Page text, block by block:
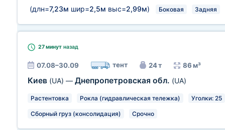
(длн=7,23м шир=2,5м выс=2,99м) Боковая Задняя
27 минут назад
07.08–30.09 тент 24 т 86 м³
Киев (UA) — Днепропетровская обл. (UA)
Растентовка Рокла (гидравлическая тележка) Уголки: 25
Сборный груз (консолидация) Срочно